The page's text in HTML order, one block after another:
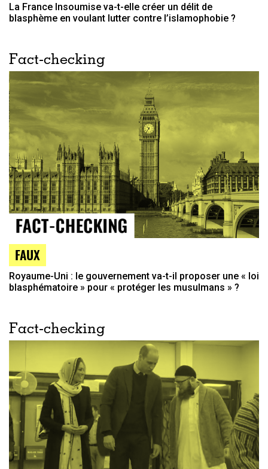
La France Insoumise va-t-elle créer un délit de
blasphème en voulant lutter contre l’islamophobie ?
Fact-checking
FAUX
Royaume-Uni : le gouvernement va-t-il proposer une « loi
blasphématoire » pour « protéger les musulmans » ?
Fact-checking